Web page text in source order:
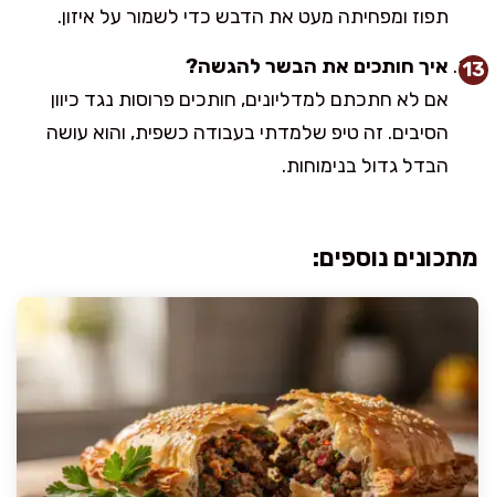
תפוז ומפחיתה מעט את הדבש כדי לשמור על איזון.
איך חותכים את הבשר להגשה?
אם לא חתכתם למדליונים, חותכים פרוסות נגד כיוון
הסיבים. זה טיפ שלמדתי בעבודה כשפית, והוא עושה
הבדל גדול בנימוחות.
מתכונים נוספים: